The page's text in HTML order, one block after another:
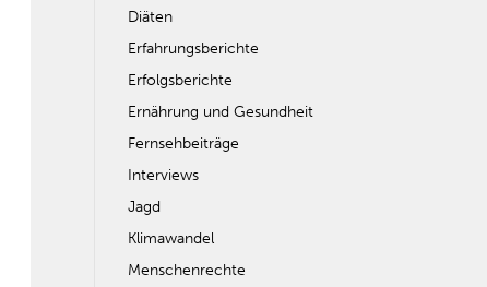
Diäten
Erfahrungsberichte
Erfolgsberichte
Ernährung und Gesundheit
Fernsehbeiträge
Interviews
Jagd
Klimawandel
Menschenrechte